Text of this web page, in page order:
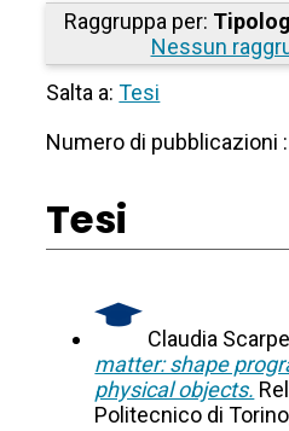
Raggruppa per:
Nessun
Salta a:Tesi
Numero di pubblicazioni :
Tesi
Claudia
matter: shape
physical objects.
Politecnico di